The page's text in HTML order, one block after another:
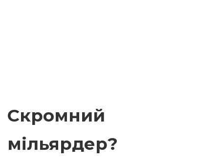
Скромний
мільярдер?